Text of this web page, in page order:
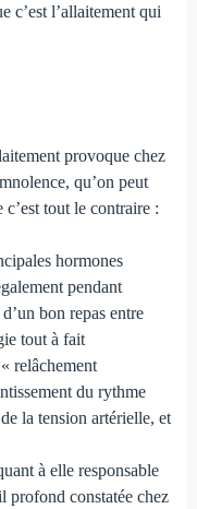
c’est l’allaitement qui
provoque chez
qu’on peut
tout le contraire :
hormones
pendant
bon repas entre
tout à fait
relâchement
du rythme
la tension artérielle, et
à elle responsable
profond constatée chez